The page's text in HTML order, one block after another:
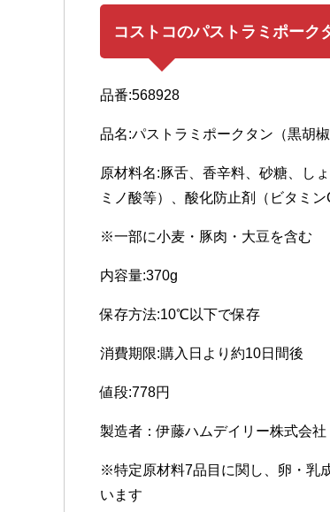
コストコのパストラミポーク
品番:568928
品名:パストラミポークタン（黒胡椒
原材料名:豚舌、香辛料、砂糖、し
ミノ酸等）、酸化防止剤（ビタミ
※一部に小麦・豚肉・大豆を含む
内容量:370g
保存方法:10℃以下で保存
消費期限:購入日より約10日間後
値段:778円
製造者：伊藤ハムデイリー株式会社
※特定原材料7品目に関し、卵・乳
います